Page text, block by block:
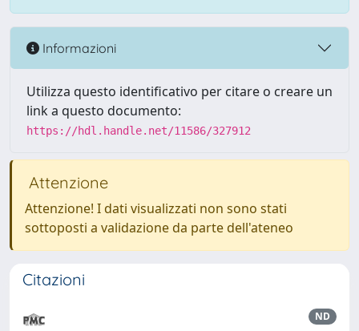
Informazioni
Utilizza questo identificativo per citare o creare un
link a questo documento:
https://hdl.handle.net/11586/327912
Attenzione
Attenzione! I dati visualizzati non sono stati
sottoposti a validazione da parte dell'ateneo
Citazioni
ND